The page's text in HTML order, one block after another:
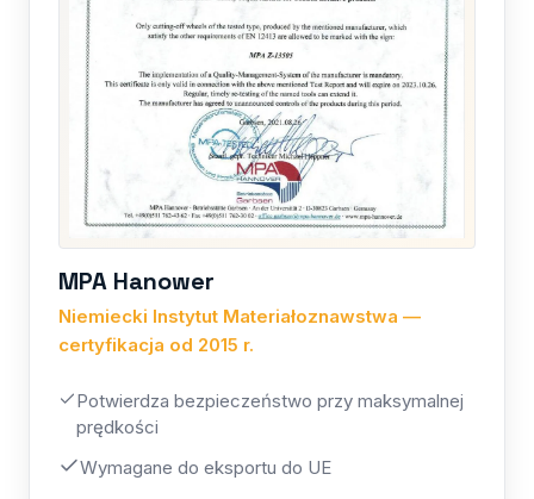
MPA Hanower
Niemiecki Instytut Materiałoznawstwa —
certyfikacja od 2015 r.
Potwierdza bezpieczeństwo przy maksymalnej
prędkości
Wymagane do eksportu do UE